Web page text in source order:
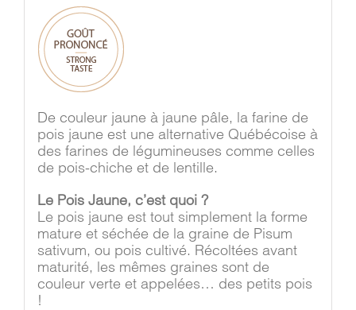
De couleur jaune à jaune pâle, la farine de
pois jaune est une alternative Québécoise à
des farines de légumineuses comme celles
de pois-chiche et de lentille.
Le Pois Jaune, c’est quoi ?
Le pois jaune est tout simplement la forme
mature et séchée de la graine de Pisum
sativum, ou pois cultivé. Récoltées avant
maturité, les mêmes graines sont de
couleur verte et appelées… des petits pois
!